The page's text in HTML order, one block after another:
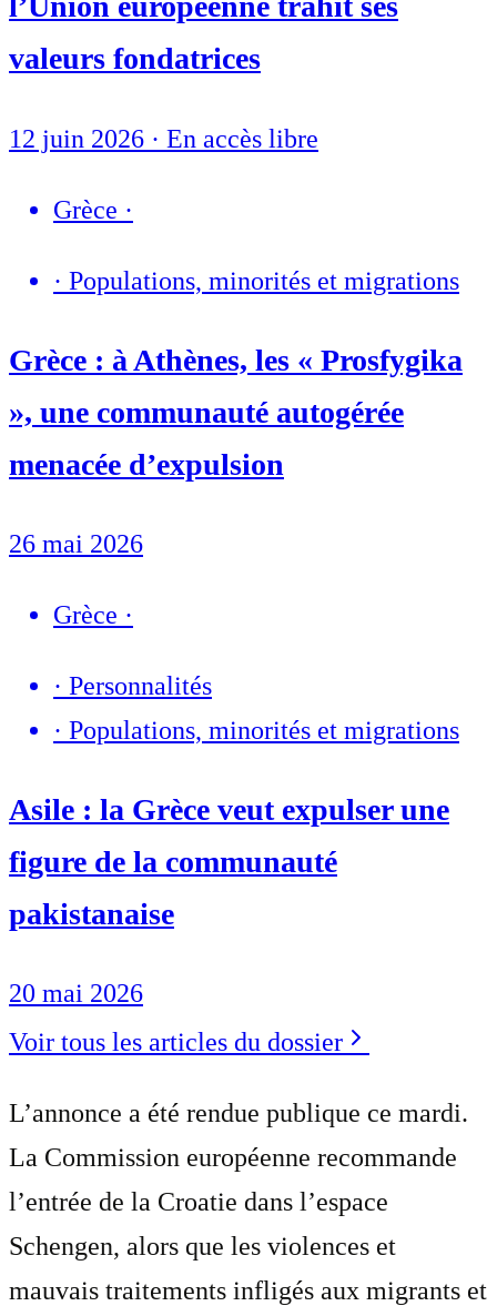
valeurs fondatrices
12 juin 2026 · En accès libre
Grèce ·
· Populations, minorités et migrations
Grèce : à Athènes, les « Prosfygika
», une communauté autogérée
menacée d’expulsion
26 mai 2026
Grèce ·
· Personnalités
· Populations, minorités et migrations
Asile : la Grèce veut expulser une
figure de la communauté
pakistanaise
20 mai 2026
Voir tous les articles du dossier
L’annonce a été rendue publique ce mardi.
La Commission européenne recommande
l’entrée de la Croatie dans l’espace
Schengen, alors que les violences et
mauvais traitements infligés aux migrants et